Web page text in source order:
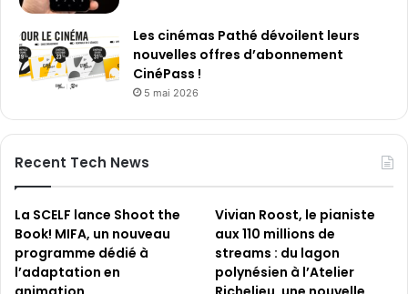
Les cinémas Pathé dévoilent leurs
nouvelles offres d’abonnement
CinéPass !
5 mai 2026
Recent Tech News
La SCELF lance Shoot the
Book! MIFA, un nouveau
programme dédié à
l’adaptation en
Vivian Roost, le pianiste
aux 110 millions de
streams : du lagon
polynésien à l’Atelier